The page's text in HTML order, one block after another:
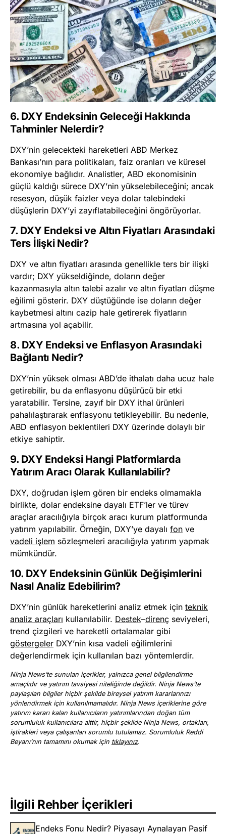
6. DXY Endeksinin Geleceği Hakkında
Tahminler Nelerdir?
DXY’nin gelecekteki hareketleri ABD Merkez
Bankası’nın para politikaları, faiz oranları ve küresel
ekonomiye bağlıdır. Analistler, ABD ekonomisinin
güçlü kaldığı sürece DXY’nin yükselebileceğini; ancak
resesyon, düşük faizler veya dolar talebindeki
düşüşlerin DXY’yi zayıflatabileceğini öngörüyorlar.
7. DXY Endeksi ve Altın Fiyatları Arasındaki
Ters İlişki Nedir?
DXY ve altın fiyatları arasında genellikle ters bir ilişki
vardır; DXY yükseldiğinde, doların değer
kazanmasıyla altın talebi azalır ve altın fiyatları düşme
eğilimi gösterir. DXY düştüğünde ise doların değer
kaybetmesi altını cazip hale getirerek fiyatların
artmasına yol açabilir.
8. DXY Endeksi ve Enflasyon Arasındaki
Bağlantı Nedir?
DXY’nin yüksek olması ABD’de ithalatı daha ucuz hale
getirebilir, bu da enflasyonu düşürücü bir etki
yaratabilir. Tersine, zayıf bir DXY ithal ürünleri
pahalılaştırarak enflasyonu tetikleyebilir. Bu nedenle,
ABD enflasyon beklentileri DXY üzerinde dolaylı bir
etkiye sahiptir.
9. DXY Endeksi Hangi Platformlarda
Yatırım Aracı Olarak Kullanılabilir?
DXY, doğrudan işlem gören bir endeks olmamakla
birlikte, dolar endeksine dayalı ETF’ler ve türev
araçlar aracılığıyla birçok aracı kurum platformunda
yatırım yapılabilir. Örneğin, DXY’ye dayalı fon ve
vadeli işlem sözleşmeleri aracılığıyla yatırım yapmak
mümkündür.
10. DXY Endeksinin Günlük Değişimlerini
Nasıl Analiz Edebilirim?
DXY’nin günlük hareketlerini analiz etmek için teknik
analiz araçları kullanılabilir. Destek–direnç seviyeleri,
trend çizgileri ve hareketli ortalamalar gibi
göstergeler DXY’nin kısa vadeli eğilimlerini
değerlendirmek için kullanılan bazı yöntemlerdir.
Ninja News’te sunulan içerikler, yalnızca genel bilgilendirme
amaçlıdır ve yatırım tavsiyesi niteliğinde değildir. Ninja News’te
paylaşılan bilgiler hiçbir şekilde bireysel yatırım kararlarınızı
yönlendirmek için kullanılmamalıdır. Ninja News içeriklerine göre
yatırım kararı kalan kullanıcıların yatırımlarından doğan tüm
sorumluluk kullanıcılara aittir, hiçbir şekilde Ninja News, ortakları,
iştirakleri veya çalışanları sorumlu tutulamaz. Sorumluluk Reddi
Beyanı’nın tamamını okumak için tıklayınız.
İlgili Rehber İçerikleri
Endeks Fonu Nedir? Piyasayı Aynalayan Pasif